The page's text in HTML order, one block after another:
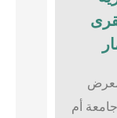
معرض
أم